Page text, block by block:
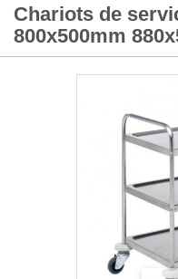
Chariots de
800x500mm